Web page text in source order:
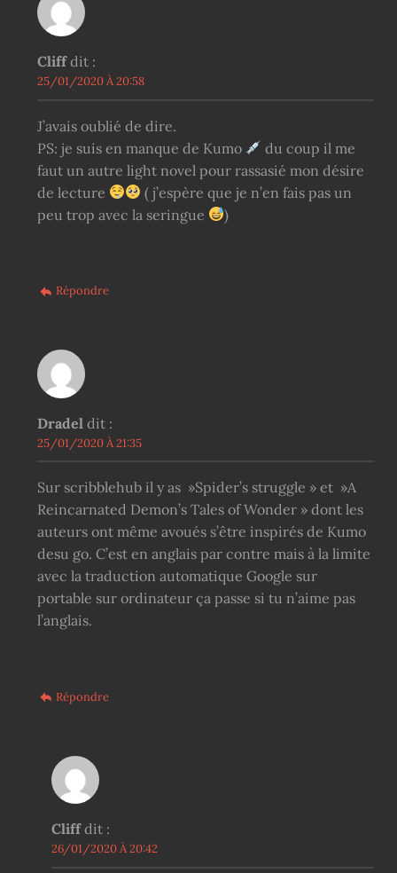
Cliff dit :
25/01/2020 À 20:58
J’avais oublié de dire.
PS: je suis en manque de Kumo
du coup il me
faut un autre light novel pour rassasié mon désire
de lecture
( j’espère que je n’en fais pas un
peu trop avec la seringue
)
Répondre
Dradel dit :
25/01/2020 À 21:35
Sur scribblehub il y as »Spider’s struggle » et »A
Reincarnated Demon’s Tales of Wonder » dont les
auteurs ont même avoués s’être inspirés de Kumo
desu go. C’est en anglais par contre mais à la limite
avec la traduction automatique Google sur
portable sur ordinateur ça passe si tu n’aime pas
l’anglais.
Répondre
Cliff dit :
26/01/2020 À 20:42